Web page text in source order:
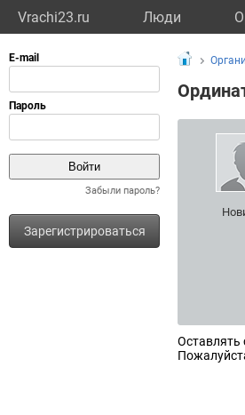
Vrachi23.ru Люди
Забыли пароль?
Зарегистрироваться
Оставлять